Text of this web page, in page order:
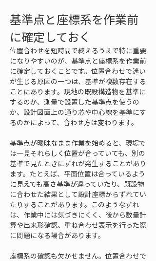
基準点と座標系を作業前
に確定しておく
位置合わせを短時間で終えるうえで特に重要
になりやすいのが、基準点と座標系を作業前
に確定しておくことです。位置合わせで迷い
が生じる原因の一つは、基準が複数存在する
ことにあります。現地の既設構造物を基準に
するのか、測量で設置した基準点を使うの
か、設計図面上の通り芯や中心線を基準にす
るのかによって、合わせ方は変わります。
基準点が曖昧なまま作業を始めると、現場で
は一見それらしく位置が合っていても、別の
基準で見たときにずれが発生することがあり
ます。たとえば、平面位置は合っているよう
に見えても高さ基準が違っていたり、既設物
に合わせた結果として設計座標からずれてい
たりすることがあります。このようなずれ
は、作業中には気づきにくく、後から数量計
算や出来形確認、重ね合わせ表示を行った際
に問題になる場合があります。
座標系の確認も欠かせません。位置合わせで